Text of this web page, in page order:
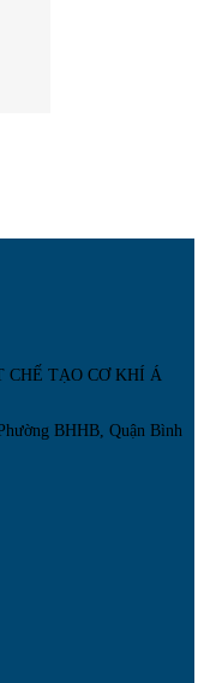
CHẾ TẠO CƠ KHÍ Á
BHHB, Quận Bình